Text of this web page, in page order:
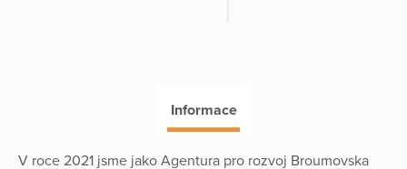
Informace
V roce 2021 jsme jako Agentura pro rozvoj Broumovska